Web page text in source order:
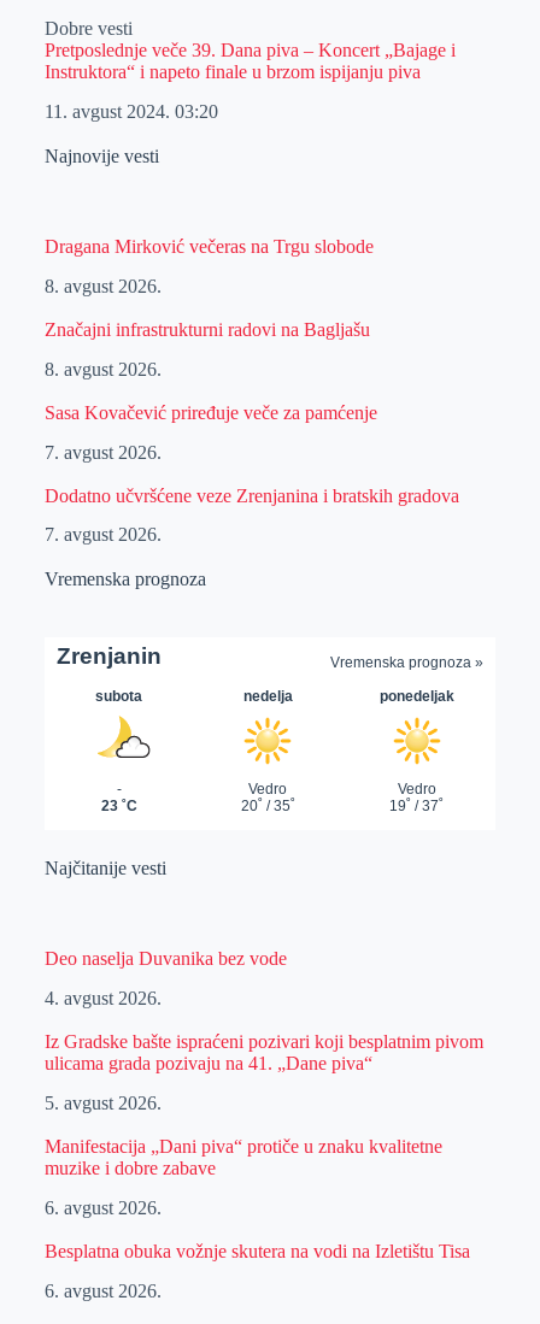
Dobre vesti
Pretposlednje veče 39. Dana piva – Koncert „Bajage i
Instruktora“ i napeto finale u brzom ispijanju piva
11. avgust 2024. 03:20
Najnovije vesti
Dragana Mirković večeras na Trgu slobode
8. avgust 2026.
Značajni infrastrukturni radovi na Bagljašu
8. avgust 2026.
Sasa Kovačević priređuje veče za pamćenje
7. avgust 2026.
Dodatno učvršćene veze Zrenjanina i bratskih gradova
7. avgust 2026.
Vremenska prognoza
Najčitanije vesti
Deo naselja Duvanika bez vode
4. avgust 2026.
Iz Gradske bašte ispraćeni pozivari koji besplatnim pivom
ulicama grada pozivaju na 41. „Dane piva“
5. avgust 2026.
Manifestacija „Dani piva“ protiče u znaku kvalitetne
muzike i dobre zabave
6. avgust 2026.
Besplatna obuka vožnje skutera na vodi na Izletištu Tisa
6. avgust 2026.